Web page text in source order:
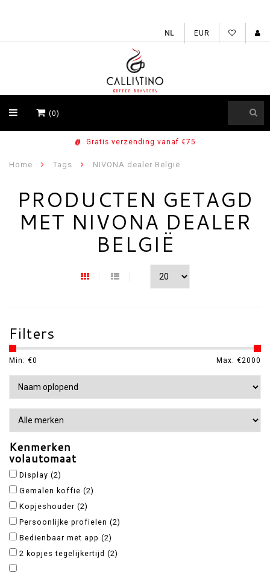
EUR
(0)
Gratis verzending vanaf €75
Home Tags NIVONA dealer België
PRODUCTEN GETAGD
MET NIVONA DEALER
BELGIË
Filters
Min: €0 Max: €2000
Kenmerken
volautomaat
Display (2)
Gemalen koffie (2)
Kopjeshouder (2)
Persoonlijke profielen (2)
Bedienbaar met app (2)
2 kopjes tegelijkertijd (2)